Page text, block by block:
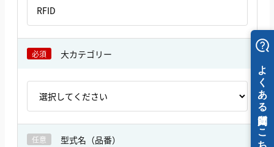
必須 大カテゴリー
任意 型式名（品番）